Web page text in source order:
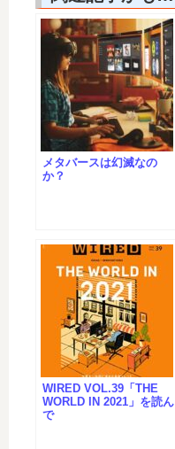
メタバースは幻滅なの
か？
WIRED VOL.39「THE
WORLD IN 2021」を読ん
で